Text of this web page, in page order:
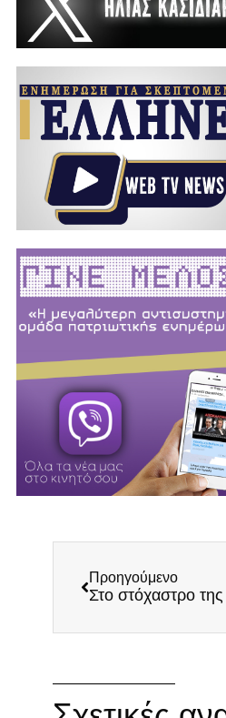
Προηγούμενο
Στο στόχαστρο